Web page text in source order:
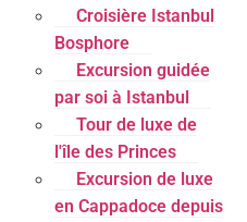
Croisière Istanbul
Bosphore
Excursion guidée
par soi à Istanbul
Tour de luxe de
l'île des Princes
Excursion de luxe
en Cappadoce depuis